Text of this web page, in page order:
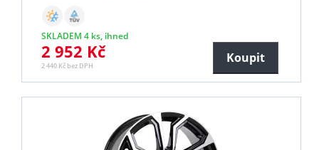
SKLADEM 4 ks, ihned
2 952 Kč
2 440 Kč bez DPH
Koupit